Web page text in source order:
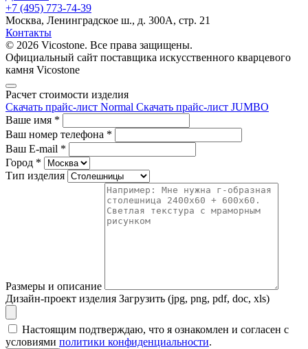
+7 (495) 773-74-39
Москва, Ленинградское ш., д. 300А, стр. 21
Контакты
© 2026 Vicostone. Все права защищены.
Официальный сайт поставщика искусственного кварцевого
камня Vicostone
Расчет стоимости изделия
Скачать прайс-лист Normal Скачать прайс-лист JUMBO
Ваше имя *
Ваш номер телефона *
Ваш E-mail *
Город *
Тип изделия
Размеры и описание
Дизайн-проект изделия Загрузить (jpg, png, pdf, doc, xls)
Настоящим подтверждаю, что я ознакомлен и согласен с
условиями политики конфиденциальности.